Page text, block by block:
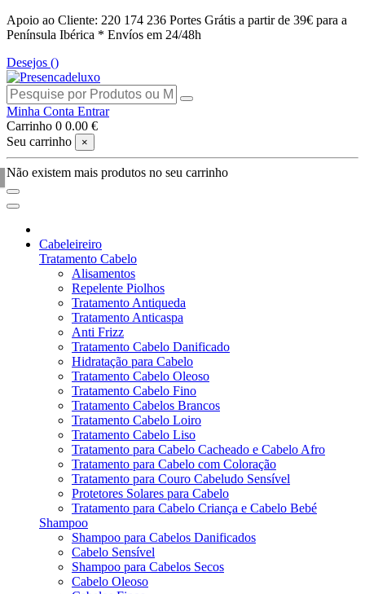
Apoio ao Cliente: 220 174 236 Portes Grátis a partir de 39€ para a
Península Ibérica * Envíos em 24/48h
Desejos ()
Minha Conta Entrar
Carrinho 0 0.00 €
Seu carrinho
×
Não existem mais produtos no seu carrinho
Cabeleireiro
Tratamento Cabelo
Alisamentos
Repelente Piolhos
Tratamento Antiqueda
Tratamento Anticaspa
Anti Frizz
Tratamento Cabelo Danificado
Hidratação para Cabelo
Tratamento Cabelo Oleoso
Tratamento Cabelo Fino
Tratamento Cabelos Brancos
Tratamento Cabelo Loiro
Tratamento Cabelo Liso
Tratamento para Cabelo Cacheado e Cabelo Afro
Tratamento para Cabelo com Coloração
Tratamento para Couro Cabeludo Sensível
Protetores Solares para Cabelo
Tratamento para Cabelo Criança e Cabelo Bebé
Shampoo
Shampoo para Cabelos Danificados
Cabelo Sensível
Shampoo para Cabelos Secos
Cabelo Oleoso